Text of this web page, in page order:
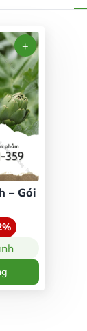
– Gói